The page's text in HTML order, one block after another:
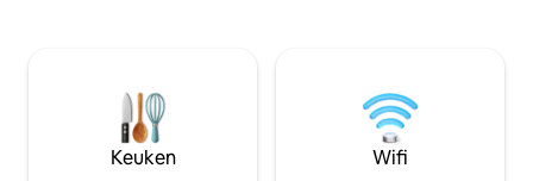
strand. Onze achtertuin biedt een
prachtige tuin van sereniteit en het is
een geweldige plek om te werken, een
drankje te drinken en 's ochtends van
mate van netheid
van comfort dat
hotels of andere
Keuken Wifi